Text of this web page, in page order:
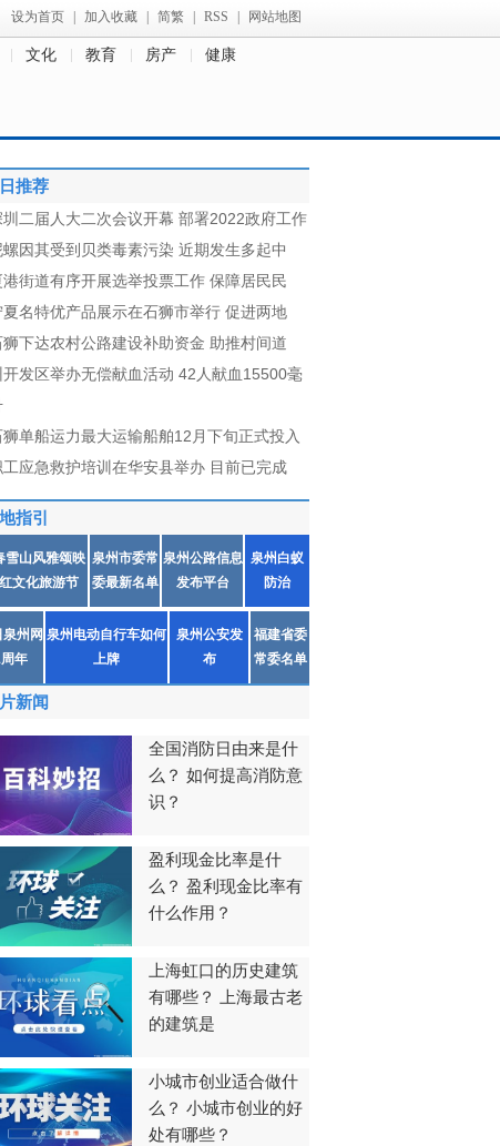
设为首页 加入收藏 简繁 RSS 网站地图
文化 教育 房产 健康
推荐
圳二届人大二次会议开幕 部署2022政府工作
螺因其受到贝类毒素污染 近期发生多起中
港街道有序开展选举投票工作 保障居民民
夏名特优产品展示在石狮市举行 促进两地
狮下达农村公路建设补助资金 助推村间道
开发区举办无偿献血活动 42人献血15500毫
狮单船运力最大运输船舶12月下旬正式投入
工应急救护培训在华安县举办 目前已完成
指引
雪山风雅颂映
文化旅游节
泉州市委常
委最新名单
泉州公路信息
发布平台
泉州白蚁
防治
州网
年
泉州电动自行车如何
上牌
泉州公安发
布
福建省委
常委名单
新闻
全国消防日由来是什
么？ 如何提高消防意
识？
盈利现金比率是什
么？ 盈利现金比率有
什么作用？
上海虹口的历史建筑
有哪些？ 上海最古老
的建筑是
小城市创业适合做什
么？ 小城市创业的好
处有哪些？